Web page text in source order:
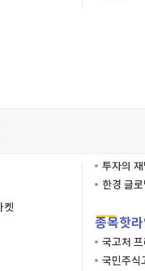
켓
투자의
한경 글
종목핫
국고처
국민주식